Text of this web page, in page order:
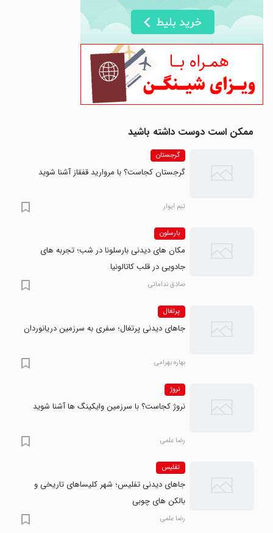
ممکن است دوست داشته باشید
گرجستان
گرجستان کجاست؟ با مروارید قفقاز آشنا شوید
تیم ایوار
بارسلون
مکان های دیدنی بارسلونا در شب؛ تجربه های
جادویی در قلب کاتالونیا
صادق نداماتی
پرتغال
جاهای دیدنی پرتغال؛ سفری به سرزمین دریانوردان
بهاره بهرامی
نروژ
نروژ کجاست؟ با سرزمین وایکینگ ها آشنا شوید
رضا علمی
تفلیس
جاهای دیدنی تفلیس؛ شهر کلیساهای تاریخی و
بالکن های چوبی
رضا علمی